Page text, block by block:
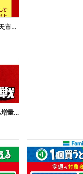
楽天ポイントカード提示で、楽天市場でのお買い物がおトクに!
【おトク】お値段そのまま!45%増量作戦!